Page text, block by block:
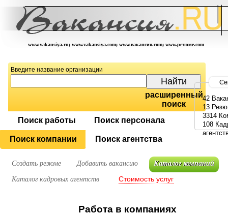
www.vakansiya.ru; www.vakansiya.com; www.вакансия.com; www.резюме.com
Введите название организации
расширенный
поиск
Поиск работы
Поиск персонала
Поиск компании Поиск агентства
42
13
3314
108
Создать резюме Добавить вакансию Каталог компаний
Каталог кадровых агентств Стоимость услуг
Работа в компаниях